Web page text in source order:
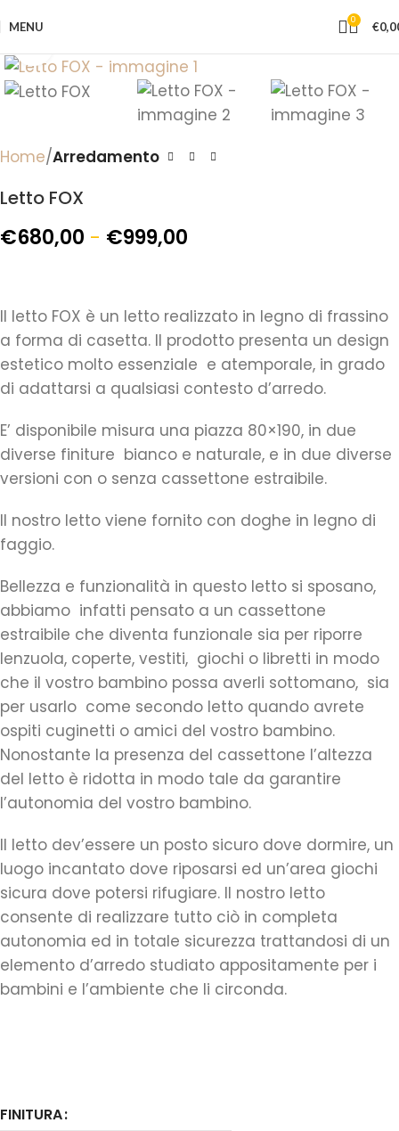
MENU 0 €
Home Arredamento
Letto FOX
€680,00 - €999,00
Il letto FOX è un letto realizzato in legno di frassino
a forma di casetta. Il prodotto presenta un design
estetico molto essenziale e atemporale, in grado
di adattarsi a qualsiasi contesto d’arredo.
E’ disponibile misura una piazza 80×190, in due
diverse finiture bianco e naturale, e in due diverse
versioni con o senza cassettone estraibile.
Il nostro letto viene fornito con doghe in legno di
faggio.
Bellezza e funzionalità in questo letto si sposano,
abbiamo infatti pensato a un cassettone
estraibile che diventa funzionale sia per riporre
lenzuola, coperte, vestiti, giochi o libretti in modo
che il vostro bambino possa averli sottomano, sia
per usarlo come secondo letto quando avrete
ospiti cuginetti o amici del vostro bambino.
Nonostante la presenza del cassettone l’altezza
del letto è ridotta in modo tale da garantire
l’autonomia del vostro bambino.
Il letto dev’essere un posto sicuro dove dormire, un
luogo incantato dove riposarsi ed un’area giochi
sicura dove potersi rifugiare. Il nostro letto
consente di realizzare tutto ciò in completa
autonomia ed in totale sicurezza trattandosi di un
elemento d’arredo studiato appositamente per i
bambini e l’ambiente che li circonda.
FINITURA